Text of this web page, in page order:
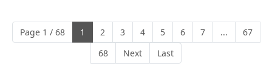
ngành công nghiệp khác nhau. 
Độ nhạy cao: Trang bị đầu dò
InGaAs độ nhạy cao, cung cấp
phản hồi phổ tuyến tính đầy đủ,
đảm bảo độ chính xác và khả
Page 1 / 68 1 2 3 4 5 6 7 ...
67
68
Next Last